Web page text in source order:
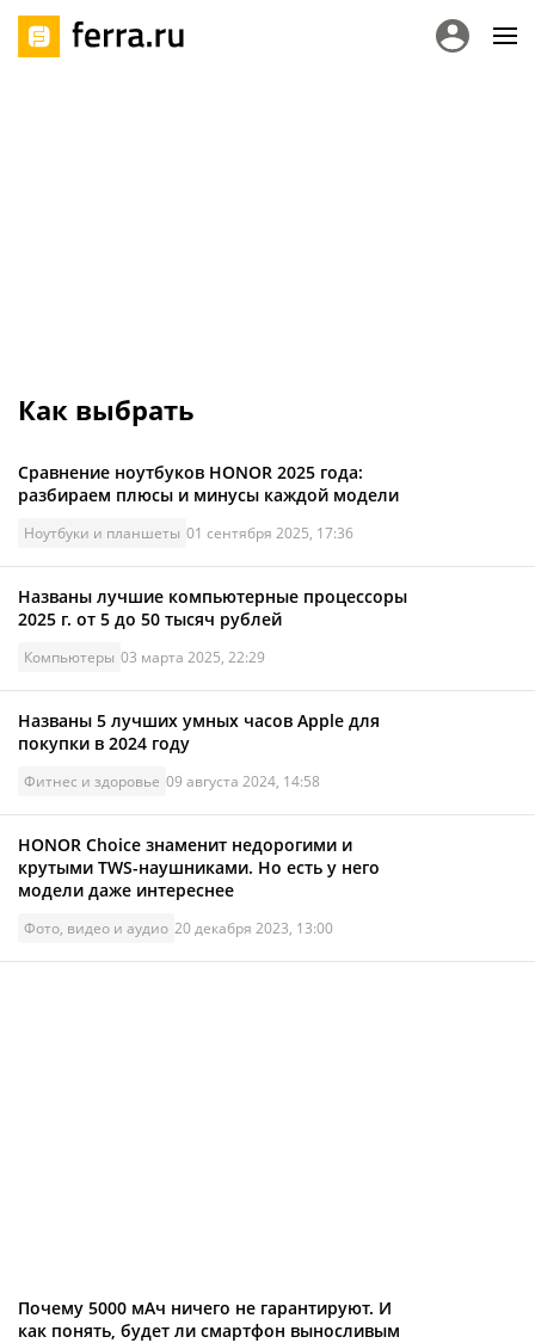
Как выбрать
Сравнение ноутбуков HONOR 2025 года:
разбираем плюсы и минусы каждой модели
Ноутбуки и планшеты 01 сентября 2025, 17:36
Названы лучшие компьютерные процессоры
2025 г. от 5 до 50 тысяч рублей
Компьютеры 03 марта 2025, 22:29
Названы 5 лучших умных часов Apple для
покупки в 2024 году
Фитнес и здоровье 09 августа 2024, 14:58
HONOR Choice знаменит недорогими и
крутыми TWS-наушниками. Но есть у него
модели даже интереснее
Фото, видео и аудио 20 декабря 2023, 13:00
Почему 5000 мАч ничего не гарантируют. И
как понять, будет ли смартфон выносливым